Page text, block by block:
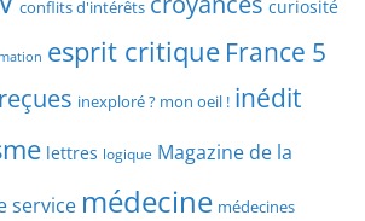
conflits d'intérêts curiosité
esprit critique France 5
inexploré ? mon oeil ! inédit
lettres logique Magazine de la
service médecine médecines